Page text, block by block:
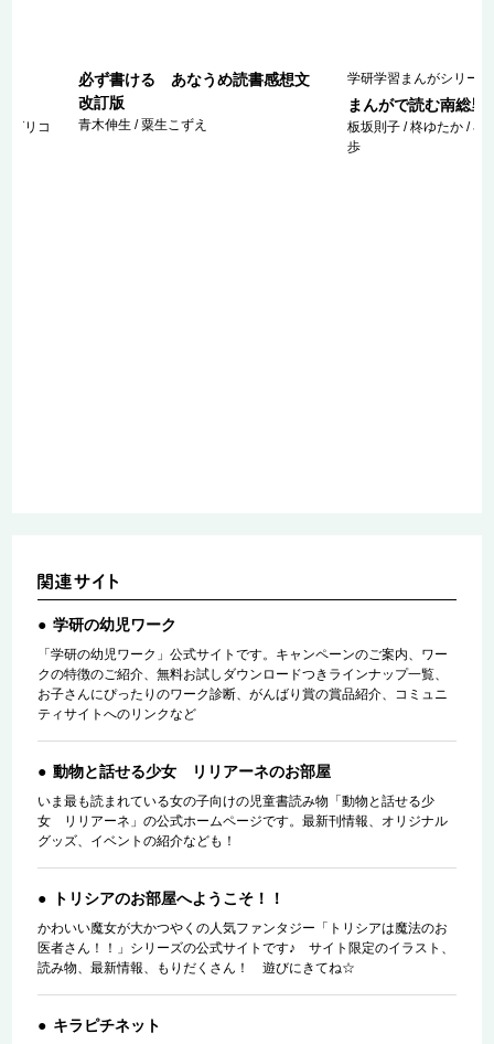
グリコ
必ず書ける あなうめ読書感想文
改訂版
青木伸生 / 粟生こずえ
学研学習まんがシリーズ
まんがで読む南総里
板坂則子 / 柊ゆたか / 小
歩
学研の幼児ワーク
「学研の幼児ワーク」公式サイトです。キャンペーンのご案内、ワー
クの特徴のご紹介、無料お試しダウンロードつきラインナップ一覧、
お子さんにぴったりのワーク診断、がんばり賞の賞品紹介、コミュニ
ティサイトへのリンクなど
動物と話せる少女 リリアーネのお部屋
いま最も読まれている女の子向けの児童書読み物「動物と話せる少
女 リリアーネ」の公式ホームページです。最新刊情報、オリジナル
グッズ、イベントの紹介なども！
トリシアのお部屋へようこそ！！
かわいい魔女が大かつやくの人気ファンタジー「トリシアは魔法のお
医者さん！！」シリーズの公式サイトです♪ サイト限定のイラスト、
読み物、最新情報、もりだくさん！ 遊びにきてね☆
キラピチネット